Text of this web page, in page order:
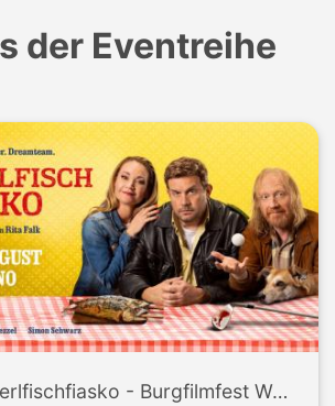
der Eventreihe
Steckerlfischfiasko - Burgfilmfest Wertheim